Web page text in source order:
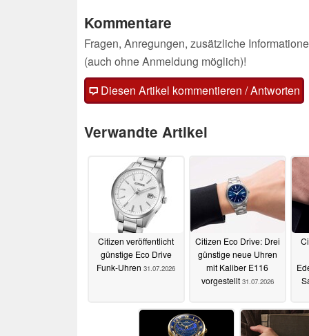
Kommentare
Fragen, Anregungen, zusätzliche
(auch ohne Anmeldung möglich)!
Diesen Artikel kommentieren / Antworten
Verwandte Artikel
Citizen veröffentlicht
günstige Eco Drive
Funk-Uhren 31.07.2026
Citizen Eco Drive: Drei
günstige neue Uhren
mit Kaliber E116
vorgestellt 31.07.2026